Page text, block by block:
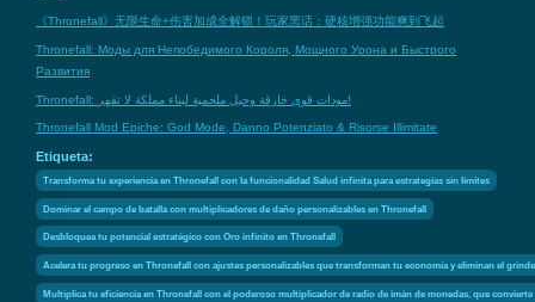
《Thronefall》无限生命+伤害加成全解锁！玩家黑话：硬核增强功能爽到飞起
Thronefall: Моды для Непобедимого Короля, Мощного Урона и Быстрого
Развития
Thronefall: مودات قوى خارقة وحيل ملحمية لبناء مملكة لا تقهر!
Thronefall Mod Epiche: God Mode, Danno Potenziato & Risorse Illimitate
Etiqueta:
Transforma tu experiencia en Thronefall con la funcionalidad Salud infinita para estrategias sin límites
Dominar el campo de batalla con multiplicadores de daño personalizables en Thronefall
Desbloquea tu potencial estratégico con Oro infinito en Thronefall
Acelera tu progreso en Thronefall con ajustes personalizables que transforman tu economía y eliminan el
Multiplica tu eficiencia en Thronefall con el poderoso multiplicador de radio de imán de monedas, que